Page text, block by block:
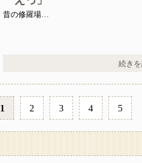
昔の修羅場…
続き
1 2 3 4 5